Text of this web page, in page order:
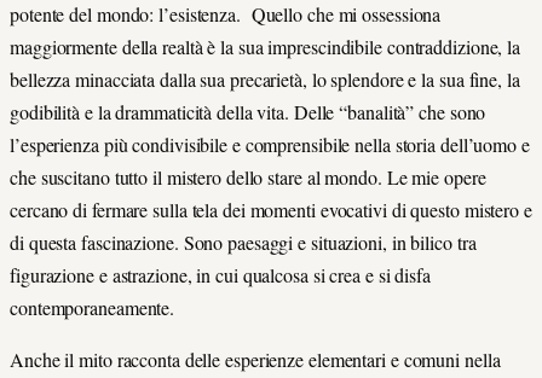
potente del mondo: l’esistenza. Quello che mi ossessiona
maggiormente della realtà è la sua imprescindibile contraddizione, la
bellezza minacciata dalla sua precarietà, lo splendore e la sua fine, la
godibilità e la drammaticità della vita. Delle “banalità” che sono
l’esperienza più condivisibile e comprensibile nella storia dell’uomo e
che suscitano tutto il mistero dello stare al mondo. Le mie opere
cercano di fermare sulla tela dei momenti evocativi di questo mistero e
di questa fascinazione. Sono paesaggi e situazioni, in bilico tra
figurazione e astrazione, in cui qualcosa si crea e si disfa
contemporaneamente.
Anche il mito racconta delle esperienze elementari e comuni nella